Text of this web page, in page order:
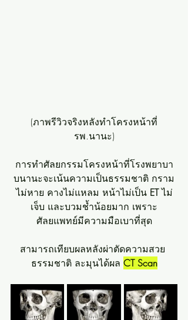
(ภาพรีวิวจริงหลังทำโครงหน้าที่
รพ.นานะ)
การทำศัลยกรรมโครงหน้าที่โรงพยาบา
บนานะจะเน้นความเป็นธรรมชาติ กราม
ไม่หาย คางไม่แหลม หน้าไม่เป็น ET ไม่
เจ็บ และบวมช้ำน้อยมาก เพราะ
ศัลยแพทย์มีความมือเบาที่สุด
สามารถเทียบผลหลังผ่าตัดความสวย
ธรรมชาติ ละมุนได้ผล CT Scan